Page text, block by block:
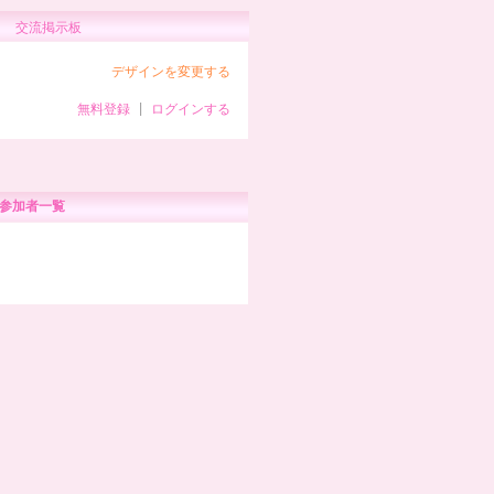
掲示板
デザインを変更する
無料登録 ログインする
加者一覧